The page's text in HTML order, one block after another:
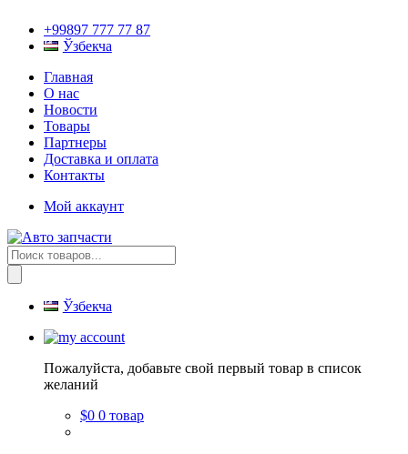
+99897 777 77 87
Ўзбекча
Главная
О нас
Новости
Товары
Партнеры
Доставка и оплата
Контакты
Мой аккаунт
Поиск
товаров
Ўзбекча
Пожалуйста, добавьте свой первый товар в список
желаний
$0 0 товар